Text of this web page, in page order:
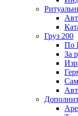
Груз 200
По
За